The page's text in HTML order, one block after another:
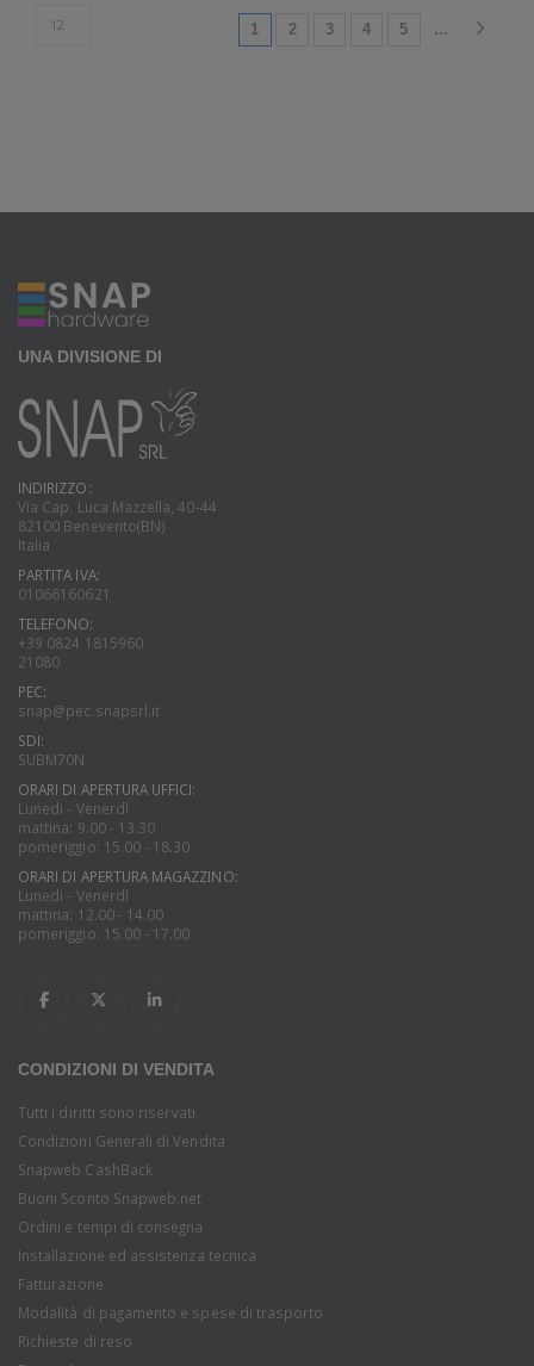
1 (current)
2 3 4 5 ...
UNA DIVISIONE DI
INDIRIZZO:
Via Cap. Luca Mazzella, 40-44
82100 Benevento(BN)
Italia
PARTITA IVA:
01066160621
TELEFONO:
+39 0824 1815960
21080
PEC:
snap@pec.snapsrl.it
SDI:
SUBM70N
ORARI DI APERTURA UFFICI:
Lunedi - Venerdì
mattina: 9.00 - 13.30
pomeriggio: 15.00 - 18.30
ORARI DI APERTURA MAGAZZINO:
Lunedi - Venerdì
mattina: 12.00 - 14.00
pomeriggio: 15.00 - 17.00
CONDIZIONI DI VENDITA
Tutti i diritti sono riservati
Condizioni Generali di Vendita
Snapweb CashBack
Buoni Sconto Snapweb.net
Ordini e tempi di consegna
Installazione ed assistenza tecnica
Fatturazione
Modalità di pagamento e spese di trasporto
Richieste di reso